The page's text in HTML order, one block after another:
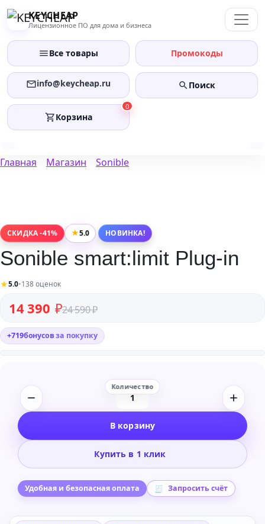
Перейти
KEYCHEAP
Лицензионное ПО для дома и бизнеса
Все товары Промокоды
info@keycheap.ru Поиск
0
Корзина
Главная Магазин Sonible
СКИДКА -41% ★5.0 НОВИНКА!
Sonible smart:limit Plug-in
★5.0•138 оценок
24 590₽
Первоначальная цена составляла 24 590 ₽.
14 390 ₽
Текущая цена: 14 390 ₽.
+719бонусовза покупку
Количество
Sonible
Plug-
В корзину
Купить в 1 клик
Удобная и безопасная оплата Запросить счёт